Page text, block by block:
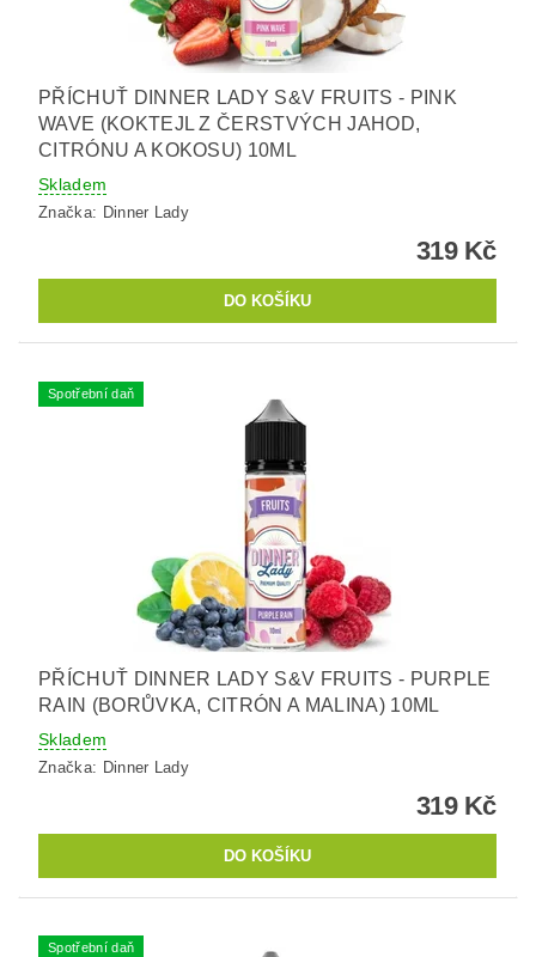
PŘÍCHUŤ DINNER LADY S&V FRUITS - PINK
WAVE (KOKTEJL Z ČERSTVÝCH JAHOD,
CITRÓNU A KOKOSU) 10ML
Skladem
Značka: Dinner Lady
319 Kč
Spotřební daň
PŘÍCHUŤ DINNER LADY S&V FRUITS - PURPLE
RAIN (BORŮVKA, CITRÓN A MALINA) 10ML
Skladem
Značka: Dinner Lady
319 Kč
Spotřební daň